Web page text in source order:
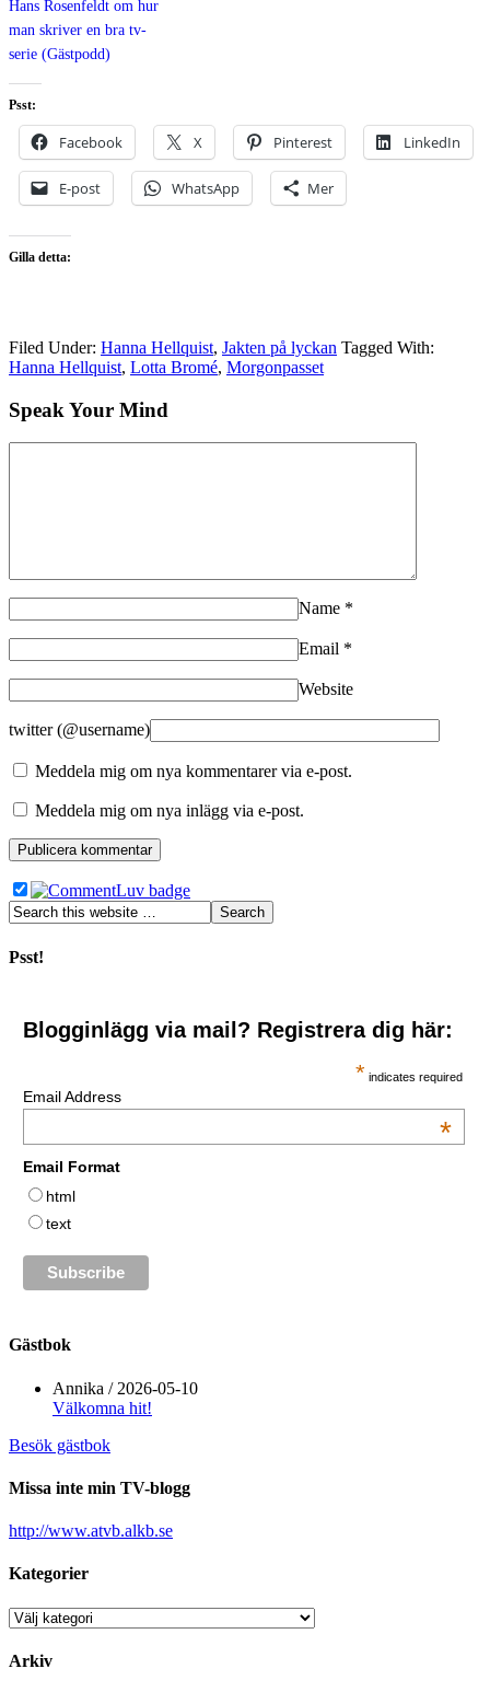
Hans Rosenfeldt om hur
man skriver en bra tv-
serie (Gästpodd)
Psst:
Facebook X Pinterest LinkedIn
E-post WhatsApp Mer
Gilla detta:
Filed Under: Hanna Hellquist, Jakten på lyckan Tagged With:
Hanna Hellquist, Lotta Bromé, Morgonpasset
Speak Your Mind
Name *
Email *
Website
twitter (@username)
Meddela mig om nya kommentarer via e-post.
Meddela mig om nya inlägg via e-post.
Psst!
Blogginlägg via mail? Registrera dig här:
* indicates required
Email Address
*
Email Format
html
text
Gästbok
Annika / 2026-05-10
Välkomna hit!
Besök gästbok
Missa inte min TV-blogg
http://www.atvb.alkb.se
Kategorier
Kategorier
Arkiv